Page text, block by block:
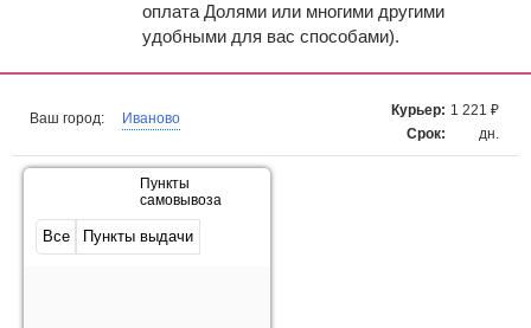
оплата Долями или многими другими
удобными для вас способами).
Ваш город: Иваново
Курьер:
Срок:
1 221 ₽
дн.
Пункты
самовывоза
Все Пункты выдачи